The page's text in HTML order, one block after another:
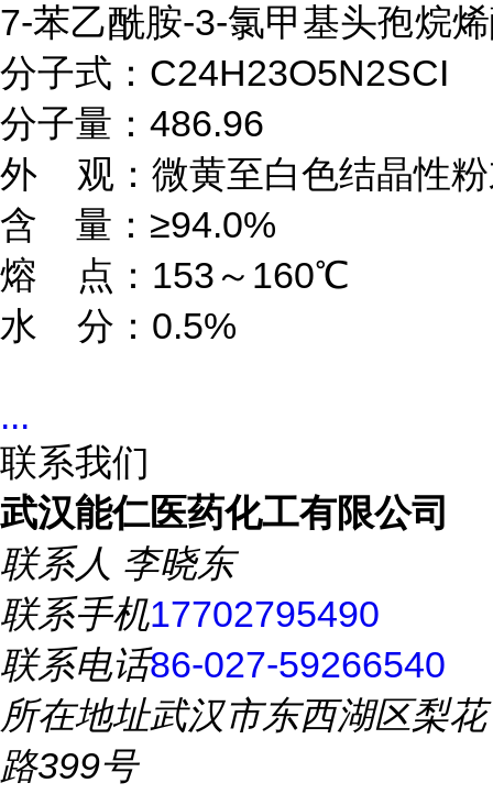
7-苯乙酰胺-3-氯甲基头孢烷
分子式：C24H23O5N2SCI
分子量：486.96
外    观：微黄至白色结晶性
含　量：≥94.0%
熔    点：153～160℃
水    分：0.5%
...
联系我们
武汉能仁医药化工有限公司
联系人 李晓东
联系手机17702795490
联系电话86-027-59266540
所在地址武汉市东西湖区梨花
路399号